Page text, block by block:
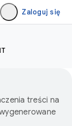
Zaloguj się
treści na